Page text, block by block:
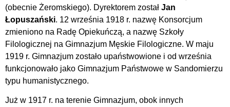
(obecnie Żeromskiego). Dyrektorem został Jan
Łopuszański. 12 września 1918 r. nazwę Konsorcjum
zmieniono na Radę Opiekuńczą, a nazwę Szkoły
Filologicznej na Gimnazjum Męskie Filologiczne. W maju
1919 r. Gimnazjum zostało upaństwowione i od września
funkcjonowało jako Gimnazjum Państwowe w Sandomierzu
typu humanistycznego.
Już w 1917 r. na terenie Gimnazjum, obok innych